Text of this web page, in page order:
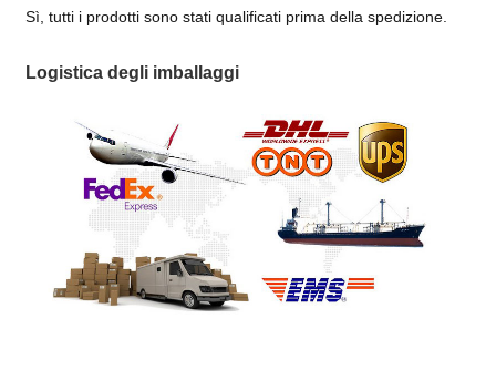
Sì, tutti i prodotti sono stati qualificati prima della spedizione.
Logistica degli imballaggi